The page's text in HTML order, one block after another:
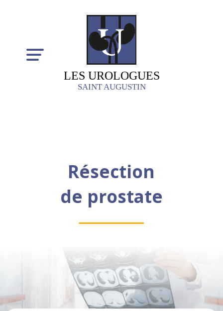
LES UROLOGUES
SAINT AUGUSTIN
Résection
de prostate